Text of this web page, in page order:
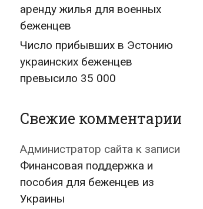
аренду жилья для военных
беженцев
Число прибывших в Эстонию
украинских беженцев
превысило 35 000
Свежие комментарии
Администратор сайта к записи
Финансовая поддержка и
пособия для беженцев из
Украины